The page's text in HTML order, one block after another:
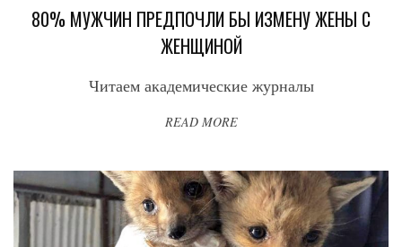
80% МУЖЧИН ПРЕДПОЧЛИ БЫ ИЗМЕНУ ЖЕНЫ С
ЖЕНЩИНОЙ
Читаем академические журналы
READ MORE